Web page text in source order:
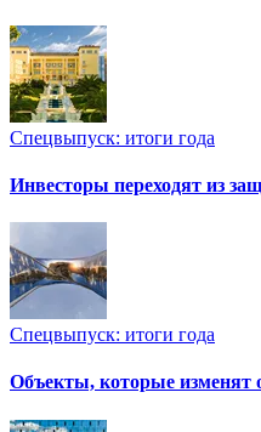
Спецвыпуск: итоги года
Инвесторы переходят из
Спецвыпуск: итоги года
Объекты, которые изменят